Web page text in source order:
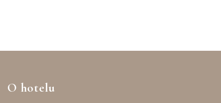
O hotelu